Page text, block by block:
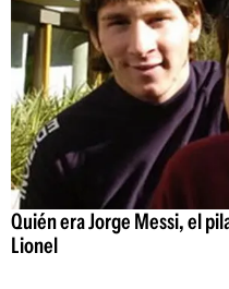
Quién era Jorge Messi, el
Lionel